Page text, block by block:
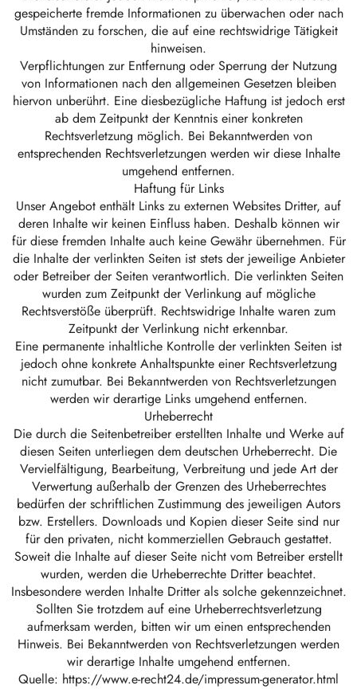
gespeicherte fremde Informationen zu überwachen oder nach
Umständen zu forschen, die auf eine rechtswidrige Tätigkeit
hinweisen.
Verpflichtungen zur Entfernung oder Sperrung der Nutzung
von Informationen nach den allgemeinen Gesetzen bleiben
hiervon unberührt. Eine diesbezügliche Haftung ist jedoch erst
ab dem Zeitpunkt der Kenntnis einer konkreten
Rechtsverletzung möglich. Bei Bekanntwerden von
entsprechenden Rechtsverletzungen werden wir diese Inhalte
umgehend entfernen.
Haftung für Links
Unser Angebot enthält Links zu externen Websites Dritter, auf
deren Inhalte wir keinen Einfluss haben. Deshalb können wir
für diese fremden Inhalte auch keine Gewähr übernehmen. Für
die Inhalte der verlinkten Seiten ist stets der jeweilige Anbieter
oder Betreiber der Seiten verantwortlich. Die verlinkten Seiten
wurden zum Zeitpunkt der Verlinkung auf mögliche
Rechtsverstöße überprüft. Rechtswidrige Inhalte waren zum
Zeitpunkt der Verlinkung nicht erkennbar.
Eine permanente inhaltliche Kontrolle der verlinkten Seiten ist
jedoch ohne konkrete Anhaltspunkte einer Rechtsverletzung
nicht zumutbar. Bei Bekanntwerden von Rechtsverletzungen
werden wir derartige Links umgehend entfernen.
Urheberrecht
Die durch die Seitenbetreiber erstellten Inhalte und Werke auf
diesen Seiten unterliegen dem deutschen Urheberrecht. Die
Vervielfältigung, Bearbeitung, Verbreitung und jede Art der
Verwertung außerhalb der Grenzen des Urheberrechtes
bedürfen der schriftlichen Zustimmung des jeweiligen Autors
bzw. Erstellers. Downloads und Kopien dieser Seite sind nur
für den privaten, nicht kommerziellen Gebrauch gestattet.
Soweit die Inhalte auf dieser Seite nicht vom Betreiber erstellt
wurden, werden die Urheberrechte Dritter beachtet.
Insbesondere werden Inhalte Dritter als solche gekennzeichnet.
Sollten Sie trotzdem auf eine Urheberrechtsverletzung
aufmerksam werden, bitten wir um einen entsprechenden
Hinweis. Bei Bekanntwerden von Rechtsverletzungen werden
wir derartige Inhalte umgehend entfernen.
Quelle: https://www.e-recht24.de/impressum-generator.html